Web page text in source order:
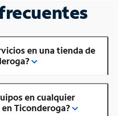
en una tienda de
en cualquier
Ticonderoga?